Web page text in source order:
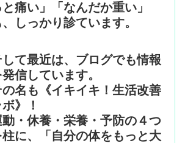
と痛い」「なんだか重い」
、しっかり診ています。
して最近は、ブログでも情報
発信しています。
の名も《イキイキ！生活改善
》！
動・休養・栄養・予防の４つ
柱に、「自分の体をもっと大